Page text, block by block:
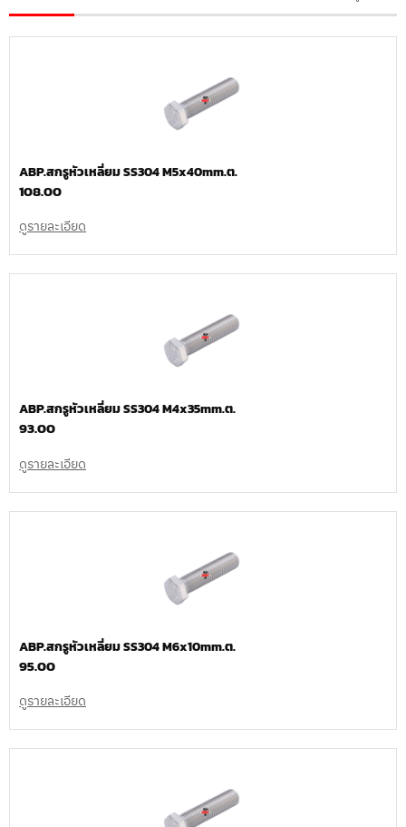
ABP.สกรูหัวเหลี่ยม SS304 M5x40mm.ต.
108.00
ดูรายละเอียด
ABP.สกรูหัวเหลี่ยม SS304 M4x35mm.ต.
93.00
ดูรายละเอียด
ABP.สกรูหัวเหลี่ยม SS304 M6x10mm.ต.
95.00
ดูรายละเอียด